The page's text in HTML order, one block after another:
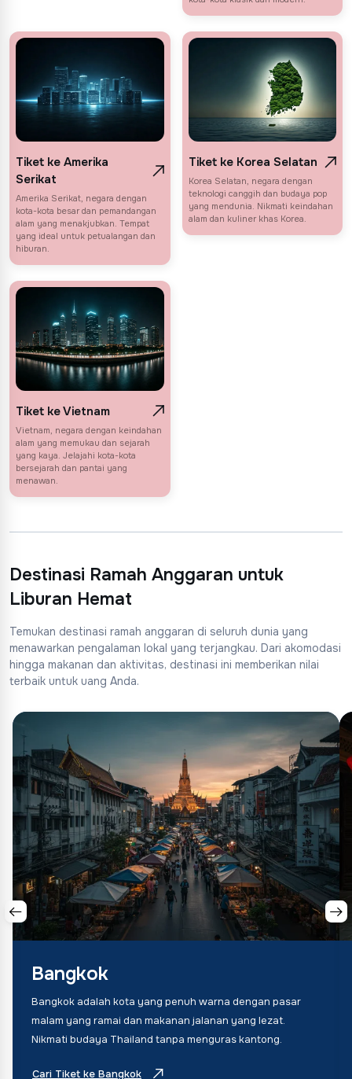
Tiket ke Amerika
Serikat
Amerika Serikat, negara dengan
kota-kota besar dan pemandangan
alam yang menakjubkan. Tempat
yang ideal untuk petualangan dan
hiburan.
Tiket ke Korea Selatan
Korea Selatan, negara dengan
teknologi canggih dan budaya pop
yang mendunia. Nikmati keindahan
alam dan kuliner khas Korea.
Tiket ke Vietnam
Vietnam, negara dengan keindahan
alam yang memukau dan sejarah
yang kaya. Jelajahi kota-kota
bersejarah dan pantai yang
menawan.
Destinasi Ramah Anggaran untuk
Liburan Hemat
Temukan destinasi ramah anggaran di seluruh dunia yang
menawarkan pengalaman lokal yang terjangkau. Dari akomodasi
hingga makanan dan aktivitas, destinasi ini memberikan nilai
terbaik untuk uang Anda.
Bangkok
Bangkok adalah kota yang penuh warna dengan pasar
malam yang ramai dan makanan jalanan yang lezat.
Nikmati budaya Thailand tanpa menguras kantong.
Cari Tiket ke Bangkok